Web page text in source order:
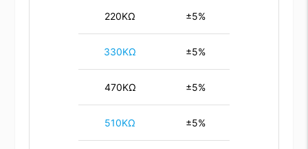
220KΩ ±5%
330KΩ ±5%
470KΩ ±5%
510KΩ ±5%